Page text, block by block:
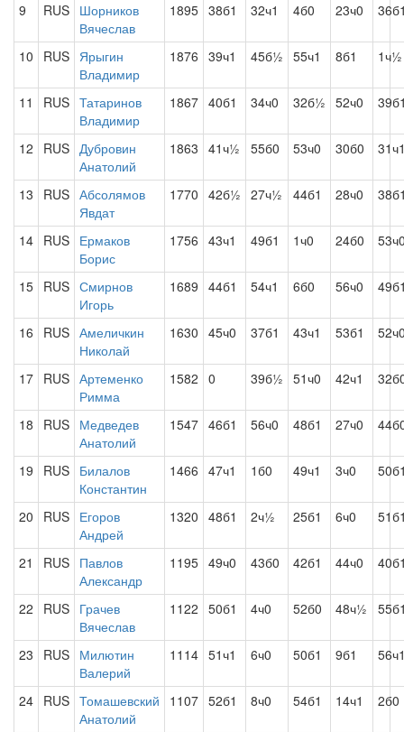
9 RUS Шорников
Вячеслав
1895 38б1 32ч1 4б0 23ч0
10 RUS Ярыгин
Владимир
1876 39ч1 45б½ 55ч1 8б1 1ч½
11 RUS Татаринов
Владимир
1867 40б1 34ч0 32б½ 52ч0
12 RUS Дубровин
Анатолий
1863 41ч½ 55б0 53ч0 30б0
13 RUS Абсолямов
Явдат
1770 42б½ 27ч½ 44б1 28ч0
14 RUS Ермаков
Борис
1756 43ч1 49б1 1ч0 24б0
15 RUS Смирнов
Игорь
1689 44б1 54ч1 6б0 56ч0
16 RUS Амеличкин
Николай
1630 45ч0 37б1 43ч1 53б1
17 RUS Артеменко
Римма
1582 0 39б½ 51ч0 42ч1
18 RUS Медведев
Анатолий
1547 46б1 56ч0 48б1 27ч0
19 RUS Билалов
Константин
1466 47ч1 1б0 49ч1 3ч0
20 RUS Егоров
Андрей
1320 48б1 2ч½ 25б1 6ч0
21 RUS Павлов
Александр
1195 49ч0 43б0 42б1 44ч0
22 RUS Грачев
Вячеслав
1122 50б1 4ч0 52б0 48ч½
23 RUS Милютин
Валерий
1114 51ч1 6ч0 50б1 9б1
24 RUS Томашевский
Анатолий
1107 52б1 8ч0 54б1 14ч1 2б0